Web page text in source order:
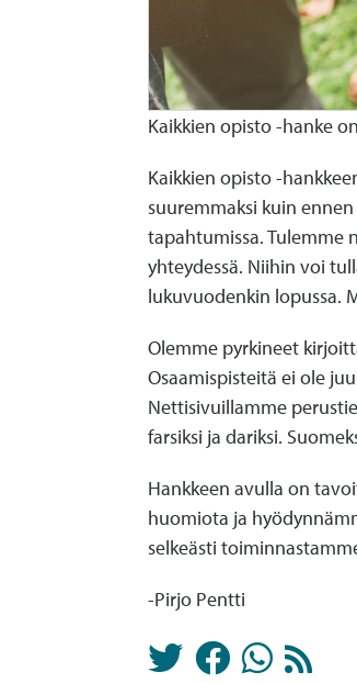
Kaikkien opisto -hanke
Kaikkien opisto -
suuremmaksi kuin
tapahtumissa. Tulemme
yhteydessä. Niihin voi
lukuvuodenkin lopussa.
Olemme pyrkineet
Osaamispisteitä ei ole
Nettisivuillamme
farsiksi ja dariksi.
Hankkeen avulla on
huomiota ja
selkeästi
-Pirjo Pentti